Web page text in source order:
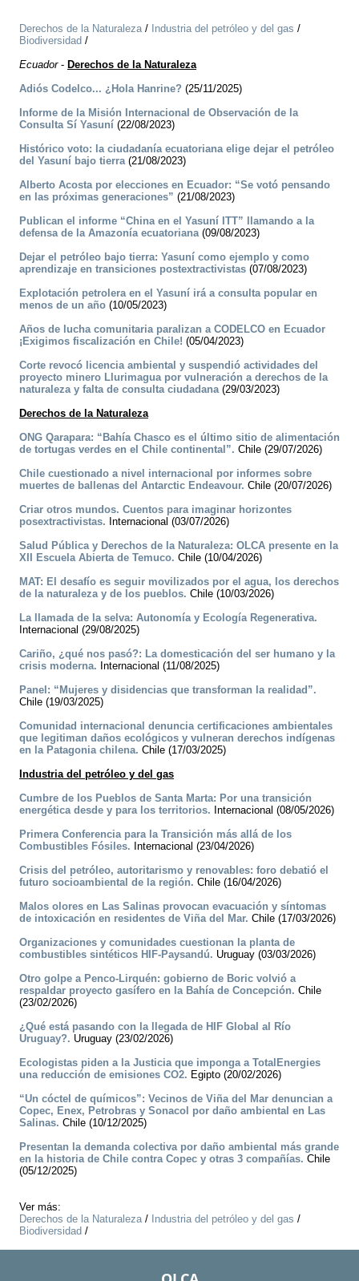
Derechos de la Naturaleza/ Industria del petróleo y del gas /
Biodiversidad /
Ecuador- Derechos de la Naturaleza
­Adiós Codelco... ¿Hola Hanrine? (25/11/2025)
Informe de la Misión Internacional de Observación de la
Consulta Sí Yasuní (22/08/2023)
Histórico voto: la ciudadanía ecuatoriana elige dejar el petróleo
del Yasuní bajo tierra(21/08/2023)
Alberto Acosta por elecciones en Ecuador: “Se votó pensando
en las próximas generaciones” (21/08/2023)
Publican el informe “China en el Yasuní ITT” llamando a la
defensa de la Amazonía ecuatoriana(09/08/2023)
Dejar el petróleo bajo tierra: Yasuní como ejemplo y como
aprendizaje en transiciones postextractivistas (07/08/2023)
Explotación petrolera en el Yasuní irá a consulta popular en
menos de un año (10/05/2023)
Años de lucha comunitaria paralizan a CODELCO en Ecuador
¡Exigimos fiscalización en Chile! (05/04/2023)
Corte revocó licencia ambiental y suspendió actividades del
proyecto minero Llurimagua por vulneración a derechos de la
naturaleza y falta de consulta ciudadana(29/03/2023)
Derechos de la Naturaleza
ONG Qarapara: “Bahía Chasco es el último sitio de alimentación
de tortugas verdes en el Chile continental”. Chile (29/07/2026)
Chile cuestionado a nivel internacional por informes sobre
muertes de ballenas del Antarctic Endeavour. Chile (20/07/2026)
Criar otros mundos. Cuentos para imaginar horizontes
posextractivistas. Internacional (03/07/2026)
Salud Pública y Derechos de la Naturaleza: OLCA presente en la
XII Escuela Abierta de Temuco. Chile (10/04/2026)
MAT: El desafío es seguir movilizados por el agua, los derechos
de la naturaleza y de los pueblos. Chile (10/03/2026)
La llamada de la selva: Autonomía y Ecología Regenerativa.
Internacional (29/08/2025)
Cariño, ¿qué nos pasó?: La domesticación del ser humano y la
crisis moderna. Internacional (11/08/2025)
Panel: “Mujeres y disidencias que transforman la realidad”.
Chile (19/03/2025)
Comunidad internacional denuncia certificaciones ambientales
que legitiman daños ecológicos y vulneran derechos indígenas
en la Patagonia chilena. Chile (17/03/2025)
Industria del petróleo y del gas
Cumbre de los Pueblos de Santa Marta: Por una transición
energética desde y para los territorios. Internacional (08/05/2026)
Primera Conferencia para la Transición más allá de los
Combustibles Fósiles. Internacional (23/04/2026)
Crisis del petróleo, autoritarismo y renovables: foro debatió el
futuro socioambiental de la región. Chile (16/04/2026)
Malos olores en Las Salinas provocan evacuación y síntomas
de intoxicación en residentes de Viña del Mar. Chile (17/03/2026)
Organizaciones y comunidades cuestionan la planta de
combustibles sintéticos HIF-Paysandú. Uruguay (03/03/2026)
Otro golpe a Penco-Lirquén: gobierno de Boric volvió a
respaldar proyecto gasífero en la Bahía de Concepción. Chile
(23/02/2026)
¿Qué está pasando con la llegada de HIF Global al Río
Uruguay?. Uruguay (23/02/2026)
Ecologistas piden a la Justicia que imponga a TotalEnergies
una reducción de emisiones CO2. Egipto (20/02/2026)
“Un cóctel de químicos”: Vecinos de Viña del Mar denuncian a
Copec, Enex, Petrobras y Sonacol por daño ambiental en Las
Salinas. Chile (10/12/2025)
Presentan la demanda colectiva por daño ambiental más grande
en la historia de Chile contra Copec y otras 3 compañías. Chile
(05/12/2025)
Ver más:
Derechos de la Naturaleza/ Industria del petróleo y del gas /
Biodiversidad /